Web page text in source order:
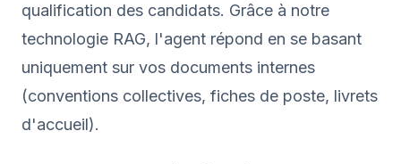
qualification des candidats. Grâce à notre
technologie RAG, l'agent répond en se basant
uniquement sur vos documents internes
(conventions collectives, fiches de poste, livrets
d'accueil).